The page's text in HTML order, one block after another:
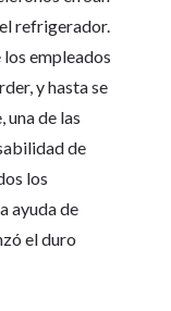
refrigerador.
empleados
y hasta se
una de las
de
los
ayuda de
el duro